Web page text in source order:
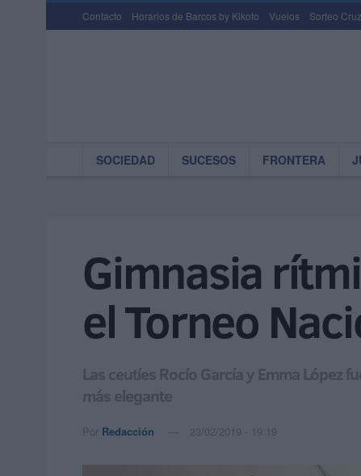
Contacto Horarios de Barcos by Kikoto Vuelos Sorteo
SOCIEDAD SUCESOS FRONTERA
Gimnasia
el Torneo
Las ceutíes Rocío García y Emma López
más elegante
Por Redacción 23/02/2019 - 19:19